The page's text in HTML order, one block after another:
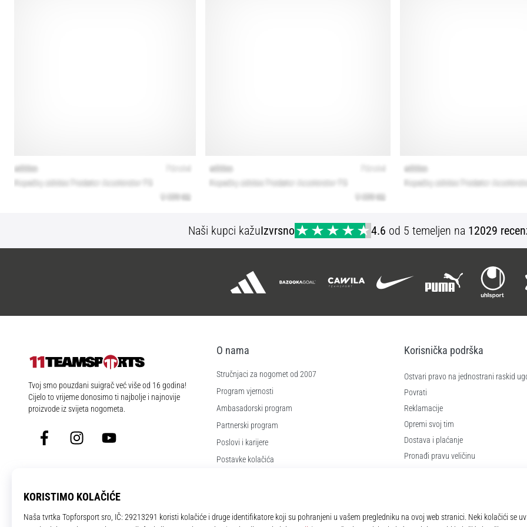
Naši kupci kažuIzvrsno 4.6 od 5 temeljen na 12029
11teamsports.hr
Tvoj smo pouzdani suigrač već više od 16 godina!
Cijelo to vrijeme donosimo ti najbolje i najnovije
proizvode iz svijeta nogometa.
FacebookInstagramYouTube
O nama
Stručnjaci za nogomet od 2007
Program vjernosti
Ambasadorski program
Partnerski program
Poslovi i karijere
Postavke kolačića
Korisnička podrška
Ostvari pravo na jednostrani raskid
Povrati
Reklamacije
Opremi svoj tim
Dostava i plaćanje
Pronađi pravu veličinu